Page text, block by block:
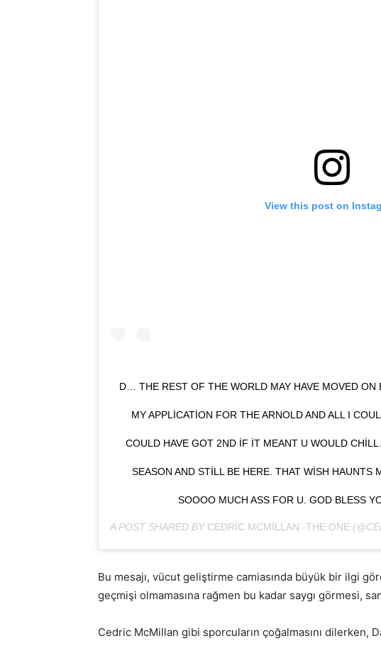
View this post on
D… THE REST OF THE WORLD MAY HAVE MOVED
MY APPLICATION FOR THE ARNOLD AND ALL I
COULD HAVE GOT 2ND IF IT MEANT U WOULD
SEASON AND STILL BE HERE. THAT WISH HAUNTS
SOOOO MUCH ASS FOR U. GOD BLESS
A POST SHARED BY CEDRIC MCMILLAN -THE ONE
Bu mesajı, vücut geliştirme camiasında büyük bir ilgi
geçmişi olmamasına rağmen bu kadar saygı görmesi,
Cedric McMillan gibi sporcuların çoğalmasını dilerken,